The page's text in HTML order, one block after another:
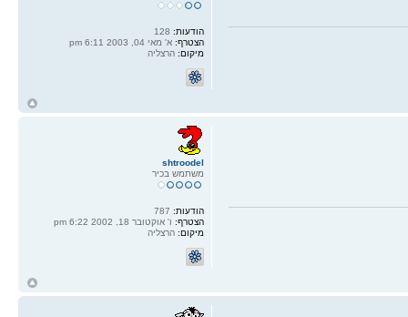
הודעות:
הצטרף: א' מאי 04, 2003 6:11 pm
מיקום: הרצליה
shtroodel
משתמש בכיר
הודעות:787
הצטרף:ו' אוקטובר 18, 2002 6:22 pm
מיקום:הרצליה